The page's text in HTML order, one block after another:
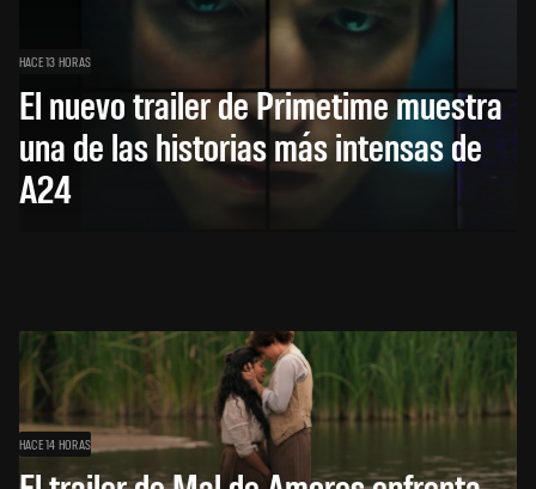
HACE 13 HORAS
El nuevo trailer de Primetime muestra
una de las historias más intensas de
A24
HACE 14 HORAS